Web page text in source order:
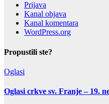
Prijava
Kanal objava
Kanal komentara
WordPress.org
Propustili ste?
Oglasi
Oglasi crkve sv. Franje – 19.